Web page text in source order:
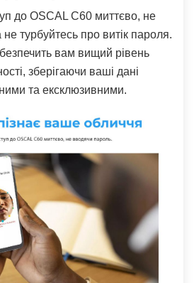
до OSCAL C60 миттєво, не
турбуйтесь про витік пароля.
вам вищий рівень
зберігаючи ваші дані
та ексклюзивними.